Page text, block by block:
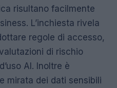
risultano facilmente
L’inchiesta rivela
regole di accesso,
di rischio
AI. Inoltre è
mirata dei dati sensibili